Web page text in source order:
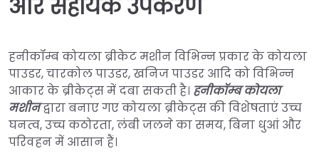
और सहायक उपकरण
हनीकॉम्ब कोयला ब्रीकेट मशीन विभिन्न प्रकार के कोयला
पाउडर, चारकोल पाउडर, खनिज पाउडर आदि को विभिन्न
आकार के ब्रीकेट्स में दबा सकती है। हनीकॉम्ब कोयला
मशीनद्वारा बनाए गए कोयला ब्रीकेट्स की विशेषताएं उच्च
घनत्व, उच्च कठोरता, लंबी जलने का समय, बिना धुआं और
परिवहन में आसान हैं।